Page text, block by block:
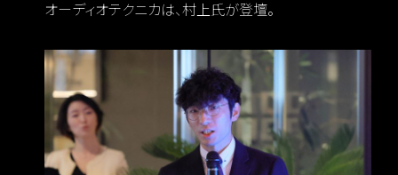
オーディオテクニカは、村上氏が登壇。